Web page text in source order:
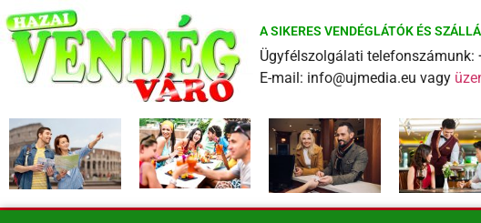
A SIKERES VENDÉGLÁTÓK ÉS
Ügyfélszolgálati telefonszámunk:
E-mail: info@ujmedia.eu vagy